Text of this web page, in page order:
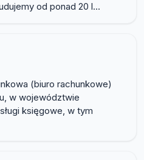
od ponad 20 l...
(biuro rachunkowe)
w województwie
księgowe, w tym